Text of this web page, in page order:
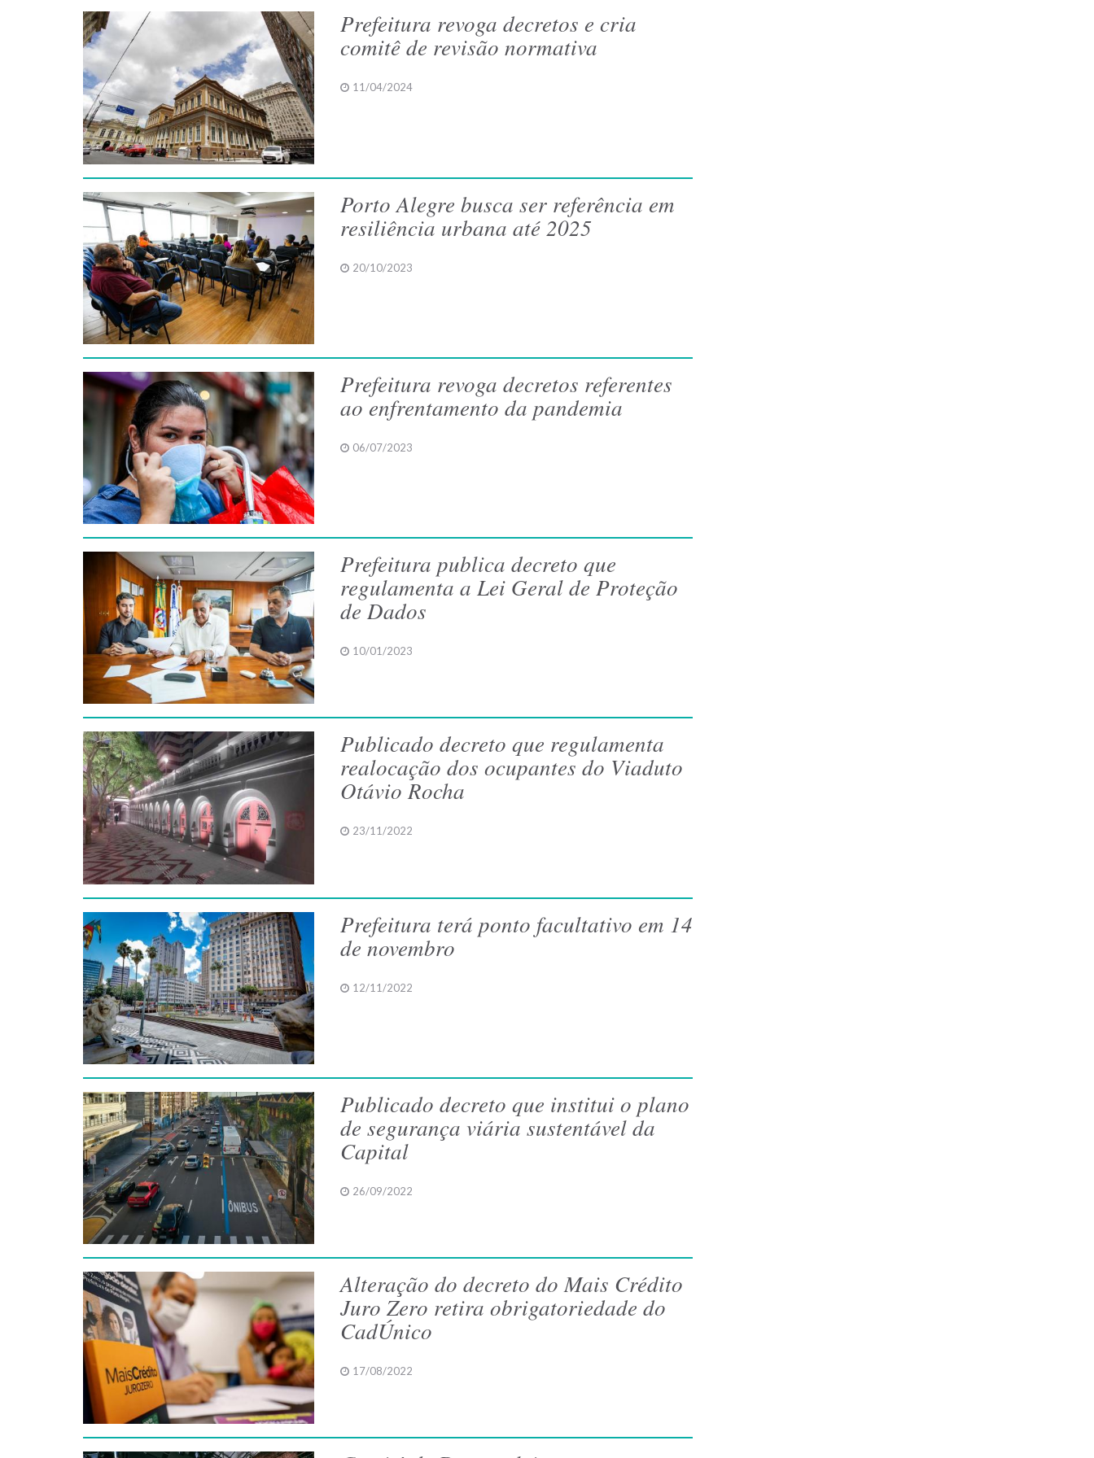
Prefeitura revoga decretos e cria
comitê de revisão normativa
11/04/2024
Porto Alegre busca ser referência em
resiliência urbana até 2025
20/10/2023
Prefeitura revoga decretos referentes
ao enfrentamento da pandemia
06/07/2023
Prefeitura publica decreto que
regulamenta a Lei Geral de Proteção
de Dados
10/01/2023
Publicado decreto que regulamenta
realocação dos ocupantes do Viaduto
Otávio Rocha
23/11/2022
Prefeitura terá ponto facultativo em 14
de novembro
12/11/2022
Publicado decreto que institui o plano
de segurança viária sustentável da
Capital
26/09/2022
Alteração do decreto do Mais Crédito
Juro Zero retira obrigatoriedade do
CadÚnico
17/08/2022